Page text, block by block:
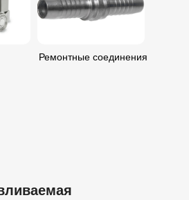
Ремонтные соединения